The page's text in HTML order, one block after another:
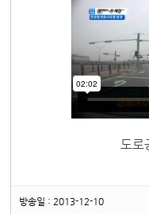
도로
방송일 : 2013-12-10